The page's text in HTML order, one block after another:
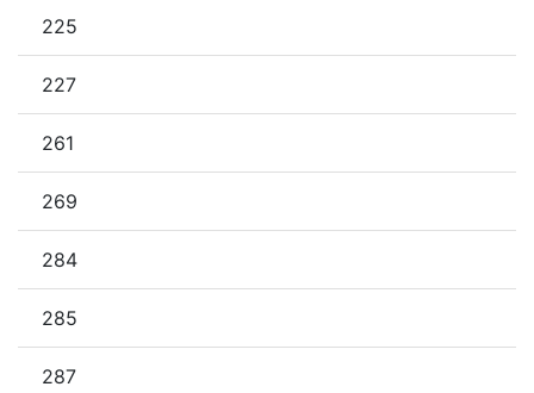
225
227
261
269
284
285
287